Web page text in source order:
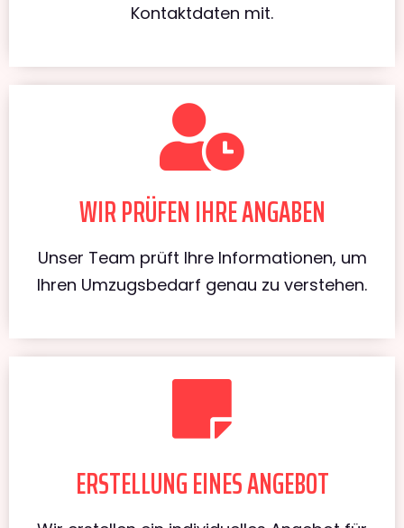
Kontaktdaten mit.
WIR PRÜFEN IHRE ANGABEN
Unser Team prüft Ihre Informationen, um
Ihren Umzugsbedarf genau zu verstehen.
ERSTELLUNG EINES ANGEBOT